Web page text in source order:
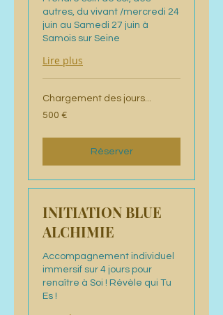
autres, du vivant /mercredi 24
juin au Samedi 27 juin à
Samois sur Seine
Lire plus
Chargement des jours...
500
euros
500 €
Réserver
INITIATION BLUE
ALCHIMIE
Accompagnement individuel
immersif sur 4 jours pour
renaître à Soi ! Révèle qui Tu
Es !